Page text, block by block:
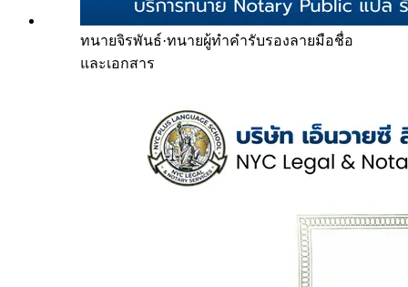
ทนายจิรพันธ์·ทนายผู้ทำคำรับรองลายมือชื่อ
และเอกสาร